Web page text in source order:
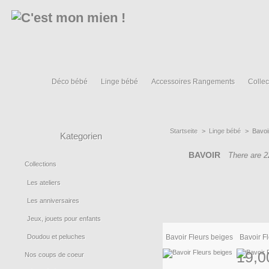
Déco bébé Linge bébé Accessoires Rangements
Kategorien
Collections
Les ateliers
Les anniversaires
Jeux, jouets pour enfants
Doudou et peluches
Nos coups de coeur
Startseite > Linge bébé >
BAVOIR There are
Bavoir Fleurs beiges Bavoir